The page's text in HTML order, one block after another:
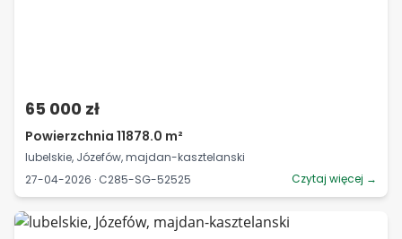
65 000 zł
Powierzchnia 11878.0 m²
lubelskie, Józefów, majdan-kasztelanski
27-04-2026 · C285-SG-52525
Czytaj więcej →